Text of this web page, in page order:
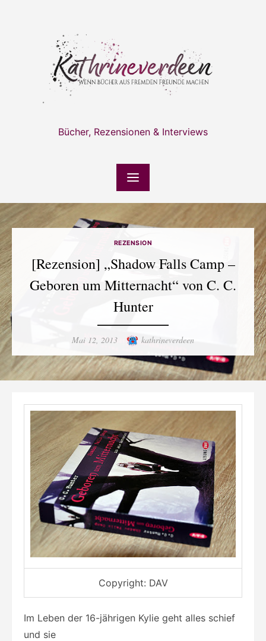
Bücher, Rezensionen & Interviews
REZENSION
[Rezension] „Shadow Falls Camp –
Geboren um Mitternacht“ von C. C.
Hunter
Posted
Mai 12, 2013 Author
kathrineverdeen
Copyright: DAV
Im Leben der 16-jährigen Kylie geht alles schief
und sie